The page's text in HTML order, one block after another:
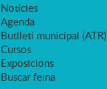
Notícies
Agenda
Butlletí municipal (ATR)
Cursos
Exposicions
Buscar feina